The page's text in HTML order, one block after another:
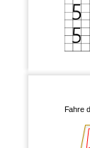
5
5
Fahre